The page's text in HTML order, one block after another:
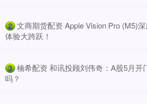
2 文商期货配资 Apple Vision Pro (M5)
体验大跨跃！
3 楠希配资 和讯投顾刘伟奇：A股5月开
吗？